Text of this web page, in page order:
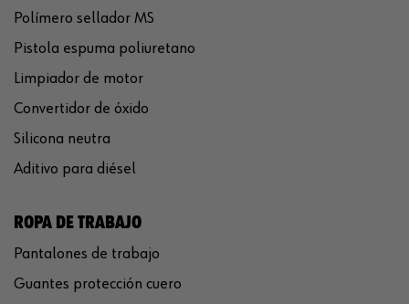
Polímero sellador MS
Pistola espuma poliuretano
Limpiador de motor
Convertidor de óxido
Silicona neutra
Aditivo para diésel
ROPA DE TRABAJO
Pantalones de trabajo
Guantes protección cuero